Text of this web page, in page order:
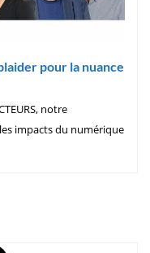
pour la nuance
notre
impacts du numérique